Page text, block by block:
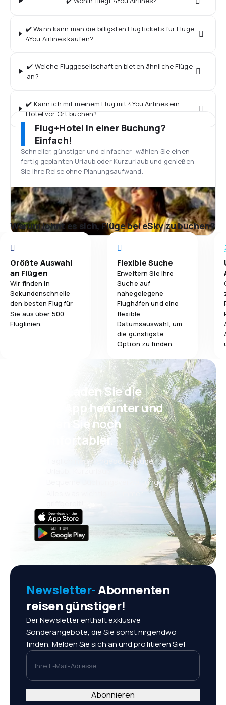
✔️ Wann kann man die billigsten Flugtickets für Flüge
4You Airlines kaufen?
✔️ Welche Fluggesellschaften bieten ähnliche Flüge
an?
✔️ Kann ich mit meinem Flug mit 4You Airlines ein
Hotel vor Ort buchen?
Flug+Hotel in einer Buchung?
Einfach!
Schneller, günstiger und einfacher: wählen Sie einen
fertig geplanten Urlaub oder Kurzurlaub und genießen
Sie Ihre Reise ohne Planungsaufwand.
Warum lohnt es sich, Flüge bei eSky zu buchen?
Größte Auswahl
an Flügen
Wir finden in
Sekundenschnelle
den besten Flug für
Sie aus über 500
Fluglinien.
Flexible Suche
Erweitern Sie Ihre
Suche auf
nahegelegene
Flughäfen und eine
flexible
Datumsauswahl, um
die günstigste
Option zu finden.
Psst! Laden Sie die
eSky App herunter und
reisen Sie noch
komfortabler.
Täglich neue Angebote: Flüge,
Bequeme Buchungsverwaltung
Newsletter-Abonnenten
reisen günstiger!
Der Newsletter enthält exklusive
Sonderangebote, die Sie sonst nirgendwo
finden. Melden Sie sich an und profitieren Sie!
Ihre E-Mail-Adresse
Abonnieren